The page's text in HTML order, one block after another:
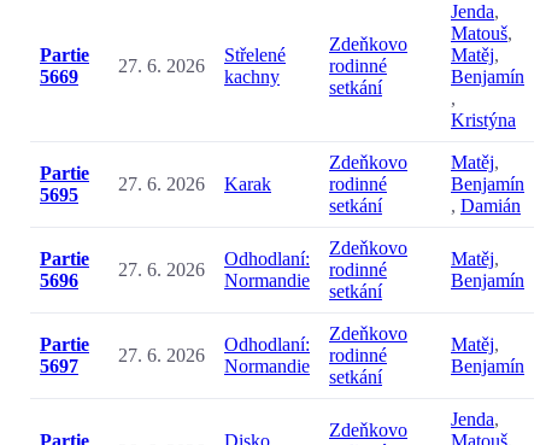
Partie
5669
27. 6. 2026
Střelené
kachny
Zdeňkovo
rodinné
setkání
Jenda,
Matouš,
Matěj,
Benjamín
,
Kristýna
Partie
5695
27. 6. 2026 Karak
Zdeňkovo
rodinné
setkání
Matěj,
Benjamín
, Damián
Partie
5696
27. 6. 2026
Odhodlaní:
Normandie
Zdeňkovo
rodinné
setkání
Matěj,
Benjamín
Partie
5697
27. 6. 2026
Odhodlaní:
Normandie
Zdeňkovo
rodinné
setkání
Matěj,
Benjamín
Zdeňkovo
Jenda,